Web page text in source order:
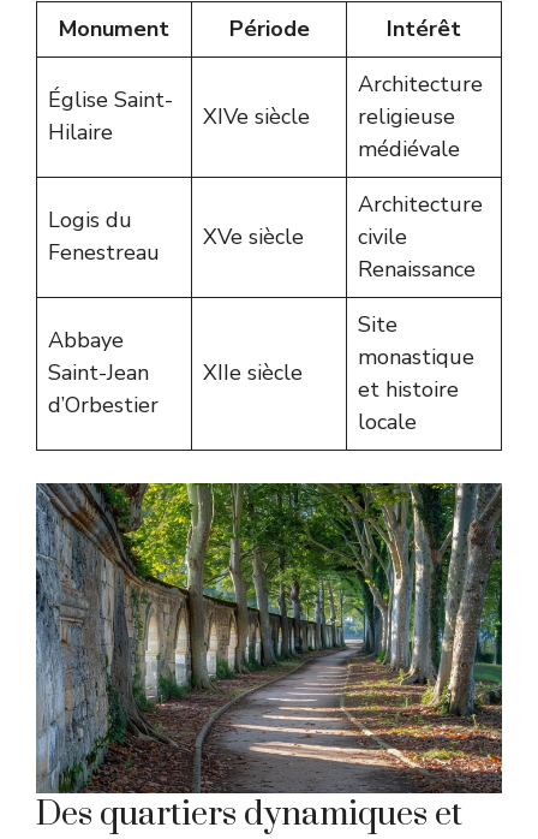
Monument Période Intérêt
Église Saint-
Hilaire
XIVe siècle
Architecture
religieuse
médiévale
Logis du
Fenestreau
XVe siècle
Architecture
civile
Renaissance
Abbaye
Saint-Jean
d’Orbestier
XIIe siècle
Site
monastique
et histoire
locale
Des quartiers dynamiques et